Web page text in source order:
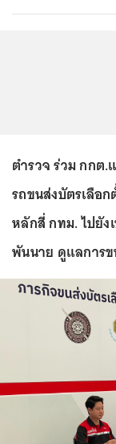
ตำรวจ ร่วม กกต.
รถขนส่งบัตรเลือ
หลักสี่ กทม. ไปยัง
พันนาย ดูแลการข